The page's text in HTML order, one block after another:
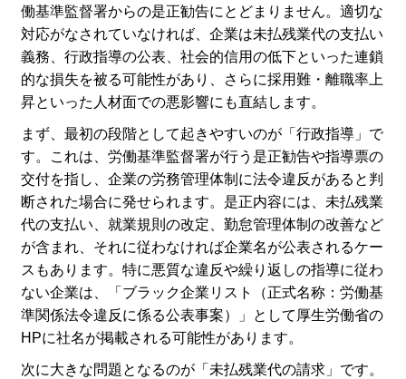
働基準監督署からの是正勧告にとどまりません。適切な
対応がなされていなければ、企業は未払残業代の支払い
義務、行政指導の公表、社会的信用の低下といった連鎖
的な損失を被る可能性があり、さらに採用難・離職率上
昇といった人材面での悪影響にも直結します。
まず、最初の段階として起きやすいのが「行政指導」で
す。これは、労働基準監督署が行う是正勧告や指導票の
交付を指し、企業の労務管理体制に法令違反があると判
断された場合に発せられます。是正内容には、未払残業
代の支払い、就業規則の改定、勤怠管理体制の改善など
が含まれ、それに従わなければ企業名が公表されるケー
スもあります。特に悪質な違反や繰り返しの指導に従わ
ない企業は、「ブラック企業リスト（正式名称：労働基
準関係法令違反に係る公表事案）」として厚生労働省の
HPに社名が掲載される可能性があります。
次に大きな問題となるのが「未払残業代の請求」です。